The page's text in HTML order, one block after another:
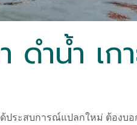
ำน้ำ เก
ประสบการณ์แปลกใหม่ ต้องบอ